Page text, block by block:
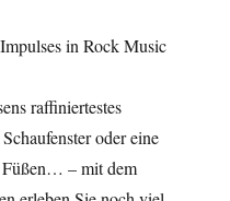
in Rock Music
raffiniertestes
oder eine
Füßen… – mit dem